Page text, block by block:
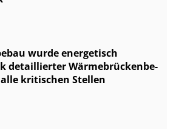
wurde energetisch
detaillierter Wär­me­brü­cken­be­
kritischen Stellen